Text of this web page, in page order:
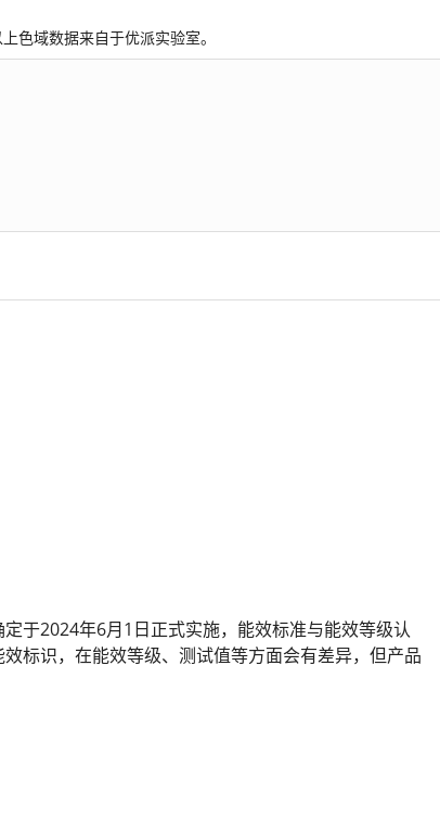
色域数据来自于优派实验室。
于2024年6月1日正式实施，能效标准与能效等级认
标识，在能效等级、测试值等方面会有差异，但产品